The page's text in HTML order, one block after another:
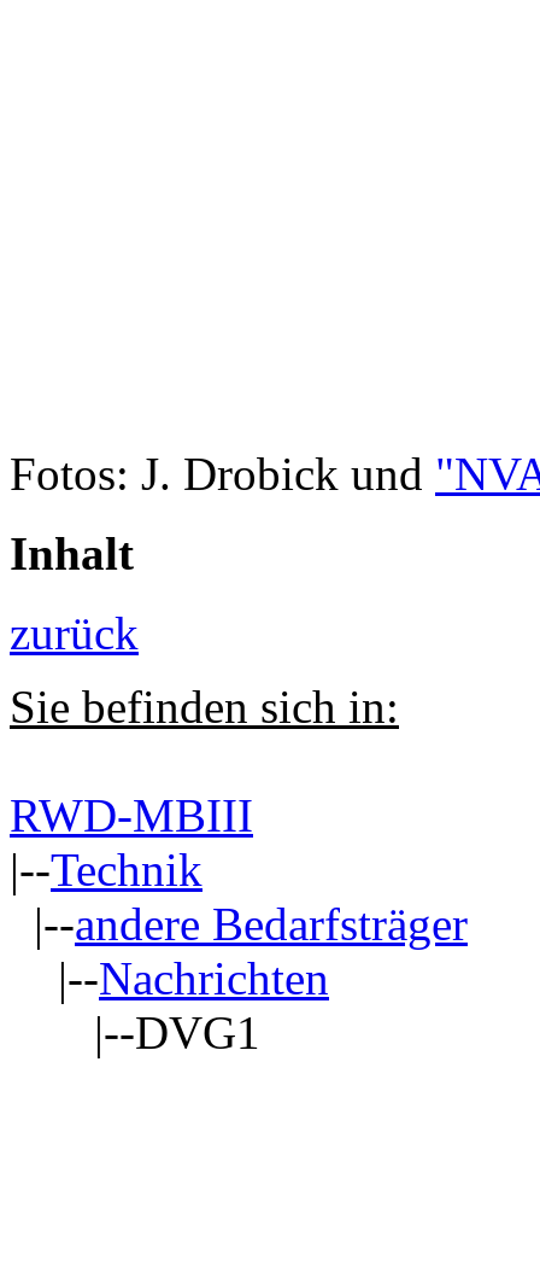
Fotos: J. Drobick und
Inhalt
zurück
Sie befinden sich in:
RWD-MBIII
|--Technik
|--andere Bedarfsträger
|--Nachrichten
|--DVG1